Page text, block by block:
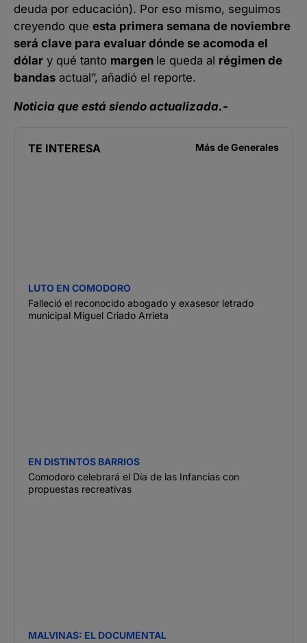
deuda por educación). Por eso mismo, seguimos
creyendo que esta primera semana de noviembre
será clave para evaluar dónde se acomoda el
dólar y qué tanto margen le queda al régimen de
bandas actual”, añadió el reporte.
Noticia que está siendo actualizada.-
TE INTERESA Más deGenerales
LUTO EN COMODORO
Falleció el reconocido abogado y exasesor letrado
municipal Miguel Criado Arrieta
EN DISTINTOS BARRIOS
Comodoro celebrará el Día de las Infancias con
propuestas recreativas
MALVINAS: EL DOCUMENTAL